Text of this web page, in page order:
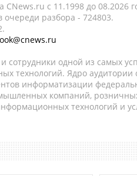
c 11.1998 до 08.2026
разбора - 724803.
сотрудники одной из самых
технологий. Ядро
информатизации
компаний,
технологий и